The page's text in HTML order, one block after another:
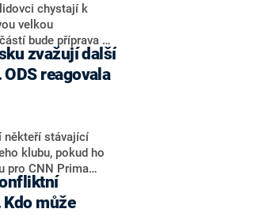
chystají k
velkou
bude příprava na
setkání s novináři
Ten zároveň v
Popsal i
nebo političtí
defenzivě. „Je to
vlády. Ministři s
ale ukazovat
dotaz CNN Prima
reagovala
někteří stávající
klubu, pokud ho
pro CNN Prima
hejtman
by takto mohl
který je dnes
může